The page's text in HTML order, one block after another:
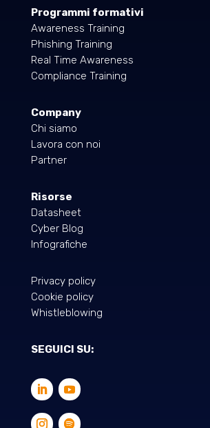
Programmi formativi
Awareness Training
Phishing Training
Real Time Awareness
Compliance Training
Company
Chi siamo
Lavora con noi
Partner
Risorse
Datasheet
Cyber Blog
Infografiche
Privacy policy
Cookie policy
Whistleblowing
SEGUICI SU: